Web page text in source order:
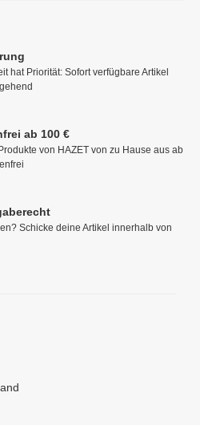
hat Priorität: Sofort verfügbare Artikel
ab 100 €
von HAZET von zu Hause aus ab
Schicke deine Artikel innerhalb von